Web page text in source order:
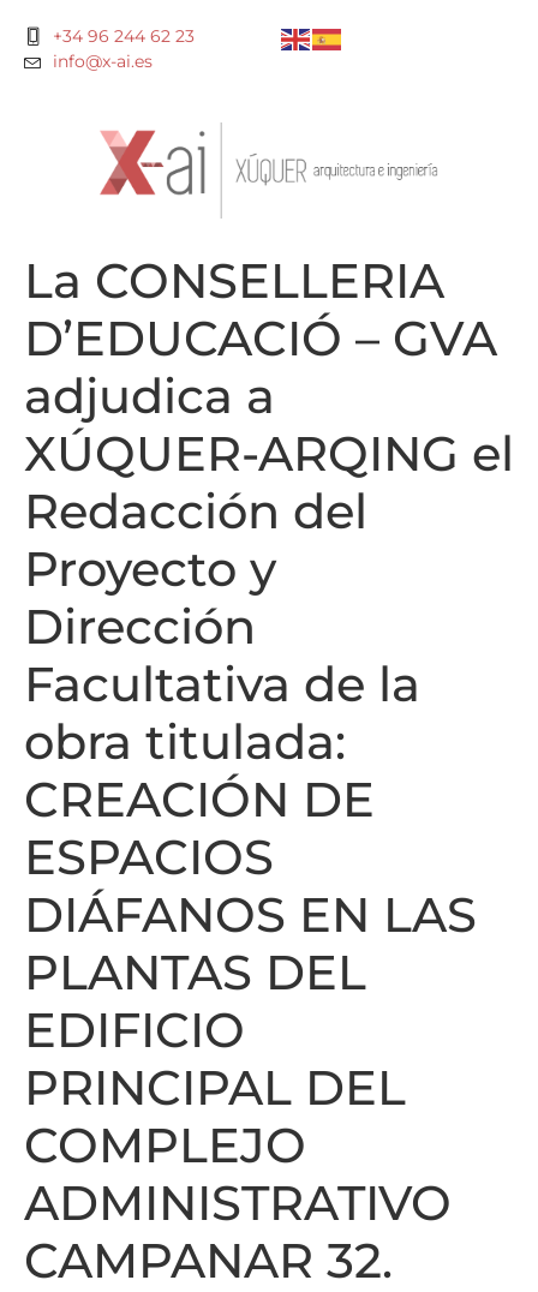
+34 96 244 62 23
info@x-ai.es
La CONSELLERIA
D’EDUCACIÓ – GVA
adjudica a
XÚQUER-ARQING el
Redacción del
Proyecto y
Dirección
Facultativa de la
obra titulada:
CREACIÓN DE
ESPACIOS
DIÁFANOS EN LAS
PLANTAS DEL
EDIFICIO
PRINCIPAL DEL
COMPLEJO
ADMINISTRATIVO
CAMPANAR 32.